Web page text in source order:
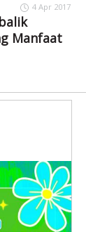
4 Apr 2017
Manfaat